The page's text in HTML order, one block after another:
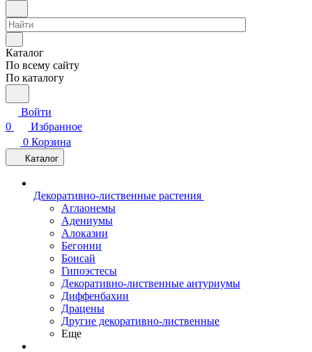
Каталог
По всему сайту
По каталогу
Войти
0
Избранное
0 Корзина
Каталог
Декоративно-лиственные растения
Аглаонемы
Адениумы
Алоказии
Бегонии
Бонсай
Гипоэстесы
Декоративно-лиственные антуриумы
Диффенбахии
Драцены
Другие декоративно-лиственные
Еще